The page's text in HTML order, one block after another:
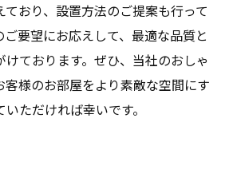
ており、設置方法のご提案も行って
要望にお応えして、最適な品質と
ております。ぜひ、当社のおしゃ
客様のお部屋をより素敵な空間にす
ただければ幸いです。